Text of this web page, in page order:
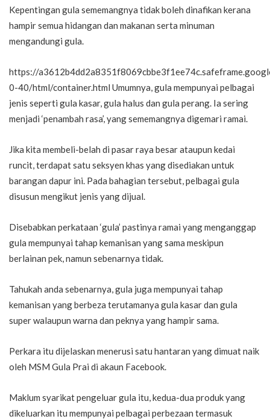
Kepentingan gula sememangnya tidak boleh dinafikan kerana
hampir semua hidangan dan makanan serta minuman
mengandungi gula.
https://
0-40/html/container.html Umumnya, gula mempunyai pelbagai
jenis seperti gula kasar, gula halus dan gula perang. Ia sering
menjadi ‘penambah rasa’, yang sememangnya digemari ramai.
Jika kita membeli-belah di pasar raya besar ataupun kedai
runcit, terdapat satu seksyen khas yang disediakan untuk
barangan dapur ini. Pada bahagian tersebut, pelbagai gula
disusun mengikut jenis yang dijual.
Disebabkan perkataan ‘gula’ pastinya ramai yang menganggap
gula mempunyai tahap kemanisan yang sama meskipun
berlainan pek, namun sebenarnya tidak.
Tahukah anda sebenarnya, gula juga mempunyai tahap
kemanisan yang berbeza terutamanya gula kasar dan gula
super walaupun warna dan peknya yang hampir sama.
Perkara itu dijelaskan menerusi satu hantaran yang dimuat naik
oleh MSM Gula Prai di akaun Facebook.
Maklum syarikat pengeluar gula itu, kedua-dua produk yang
dikeluarkan itu mempunyai pelbagai perbezaan termasuk